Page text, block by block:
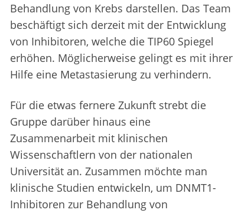
Behandlung von Krebs darstellen. Das Team
beschäftigt sich derzeit mit der Entwicklung
von Inhibitoren, welche die TIP60 Spiegel
erhöhen. Möglicherweise gelingt es mit ihrer
Hilfe eine Metastasierung zu verhindern.
Für die etwas fernere Zukunft strebt die
Gruppe darüber hinaus eine
Zusammenarbeit mit klinischen
Wissenschaftlern von der nationalen
Universität an. Zusammen möchte man
klinische Studien entwickeln, um DNMT1-
Inhibitoren zur Behandlung von